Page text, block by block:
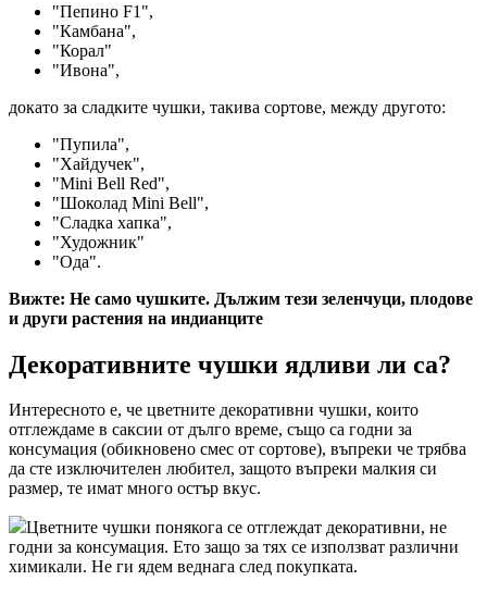
"Пепино F1",
"Камбана",
"Корал"
"Ивона",
докато за сладките чушки, такива сортове, между другото:
"Пупила",
"Хайдучек",
"Mini Bell Red",
"Шоколад Mini Bell",
"Сладка хапка",
"Художник"
"Ода".
Вижте: Не само чушките. Дължим тези зеленчуци, плодове
и други растения на индианците
Декоративните чушки ядливи ли са?
Интересното е, че цветните декоративни чушки, които
отглеждаме в саксии от дълго време, също са годни за
консумация (обикновено смес от сортове), въпреки че трябва
да сте изключителен любител, защото въпреки малкия си
размер, те имат много остър вкус.
Цветните чушки понякога се отглеждат декоративни, не
годни за консумация. Ето защо за тях се използват различни
химикали. Не ги ядем веднага след покупката.